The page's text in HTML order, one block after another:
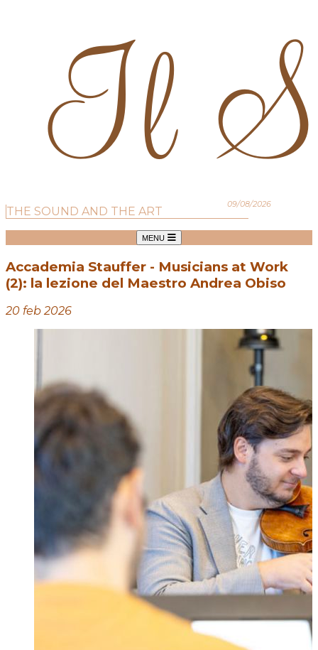
09/08/2026
THE SOUND AND THE ART
MENU
Accademia Stauffer - Musicians at Work
(2): la lezione del Maestro Andrea Obiso
20 feb 2026